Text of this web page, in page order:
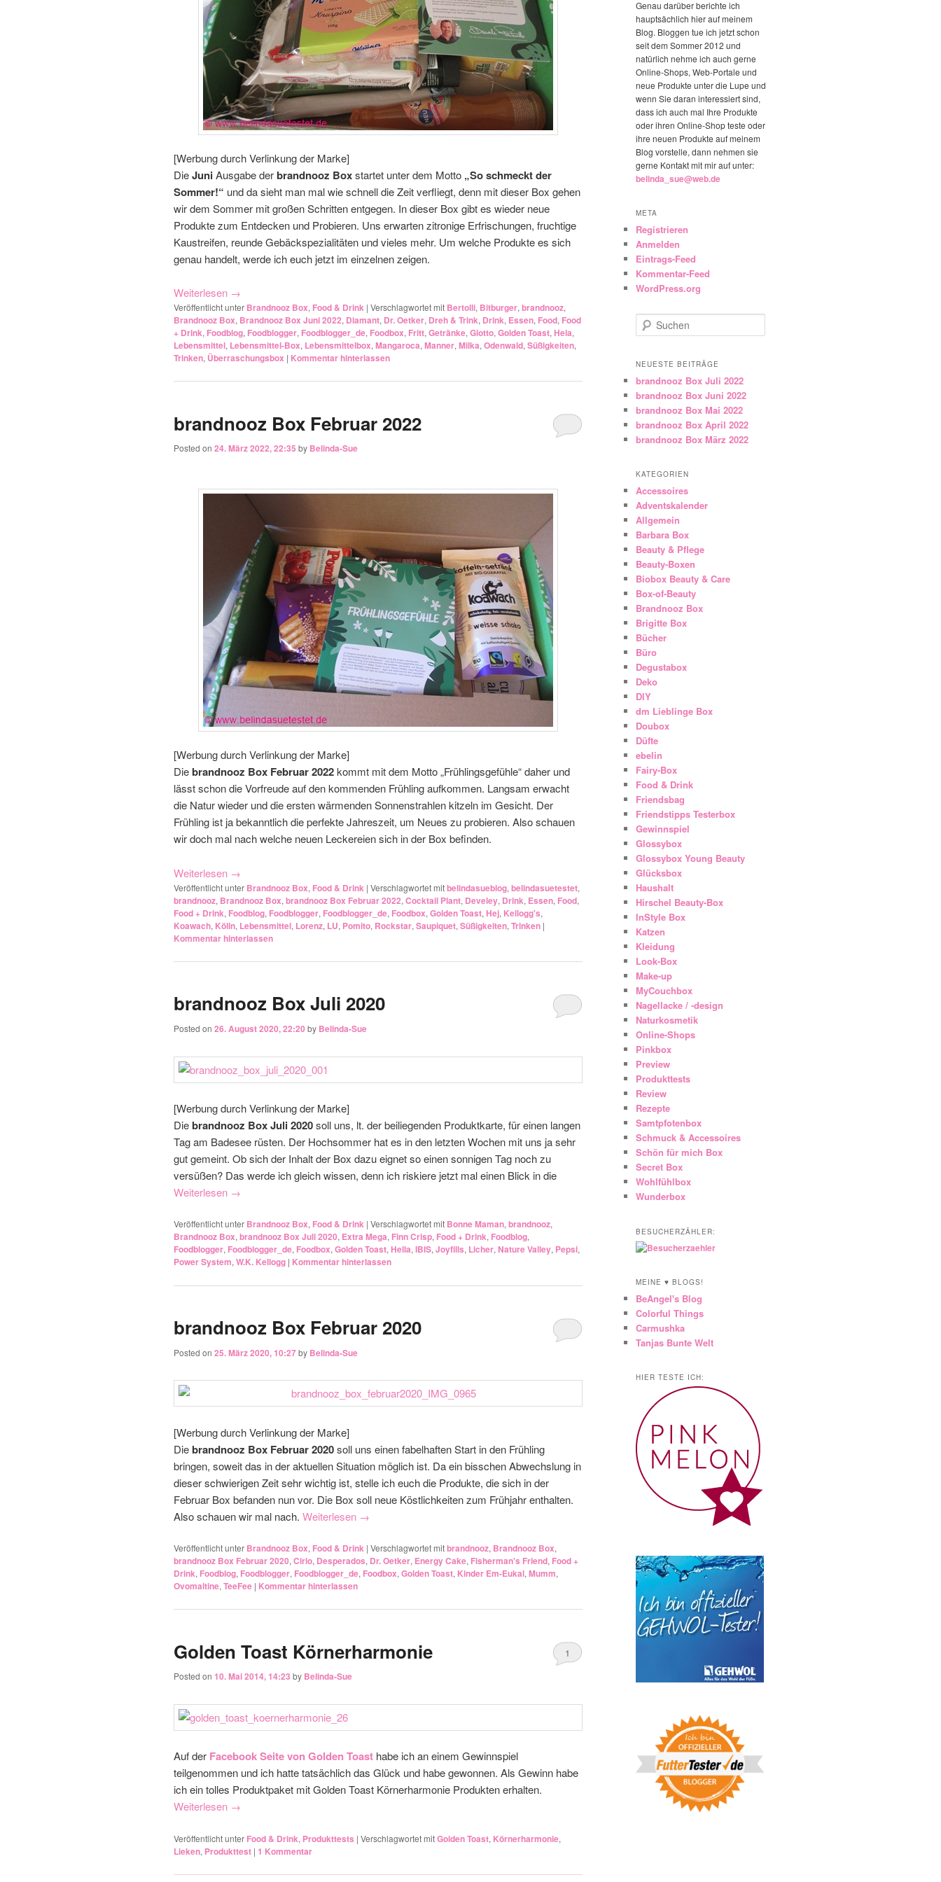
[Werbung durch Verlinkung der Marke]
DieJuniAusgabe derbrandnooz Boxstartet unter dem Motto „So schmeckt der
Sommer!“ und da sieht man mal wie schnell die Zeit verfliegt, denn mit dieser Box gehen
wir dem Sommer mit großen Schritten entgegen. In dieser Box gibt es wieder neue
Produkte zum Entdecken und Probieren. Uns erwarten zitronige Erfrischungen, fruchtige
Kaustreifen, reunde Gebäckspezialitäten und vieles mehr. Um welche Produkte es sich
genau handelt, werde ich euch jetzt im einzelnen zeigen.
Weiterlesen →
Veröffentlicht unter Brandnooz Box, Food & Drink | Verschlagwortet mit Bertolli, Bitburger, brandnooz,
Brandnooz Box, Brandnooz Box Juni 2022, Diamant, Dr. Oetker, Dreh & Trink, Drink, Essen, Food, Food
+ Drink, Foodblog, Foodblogger, Foodblogger_de, Foodbox, Fritt, Getränke, Giotto, Golden Toast, Hela,
Lebensmittel, Lebensmittel-Box, Lebensmittelbox, Mangaroca, Manner, Milka, Odenwald, Süßigkeiten,
Trinken, Überraschungsbox | Kommentar hinterlassen
brandnooz Box Februar 2022
Posted on 24. März 2022, 22:35 by Belinda-Sue
[Werbung durch Verlinkung der Marke]
Diebrandnooz Box Februar 2022kommt mit dem Motto „Frühlingsgefühle“ daher und
lässt schon die Vorfreude auf den kommenden Frühling aufkommen. Langsam erwacht
die Natur wieder und die ersten wärmenden Sonnenstrahlen kitzeln im Gesicht. Der
Frühling ist ja bekanntlich die perfekte Jahreszeit, um Neues zu probieren. Also schauen
wir doch mal nach welche neuen Leckereien sich in der Box befinden.
Weiterlesen →
Veröffentlicht unter Brandnooz Box, Food & Drink | Verschlagwortet mitbelindasueblog, belindasuetestet,
brandnooz, Brandnooz Box, brandnooz Box Februar 2022, Cocktail Plant, Develey, Drink, Essen, Food,
Food + Drink, Foodblog, Foodblogger, Foodblogger_de, Foodbox, Golden Toast, Hej, Kellogg's,
Koawach, Kölln, Lebensmittel, Lorenz, LU, Pomito, Rockstar, Saupiquet, Süßigkeiten, Trinken |
Kommentar hinterlassen
brandnooz Box Juli 2020
Posted on 26. August 2020, 22:20 by Belinda-Sue
[Werbung durch Verlinkung der Marke]
Diebrandnooz Box Juli 2020soll uns, lt. der beiliegenden Produktkarte, für einen langen
Tag am Badesee rüsten. Der Hochsommer hat es in den letzten Wochen mit uns ja sehr
gut gemeint. Ob sich der Inhalt der Box dazu eignet so einen sonnigen Tag noch zu
versüßen? Das werde ich gleich wissen, denn ich riskiere jetzt mal einen Blick in die
Weiterlesen →
Veröffentlicht unter Brandnooz Box, Food & Drink | Verschlagwortet mit Bonne Maman, brandnooz,
Brandnooz Box, brandnooz Box Juli 2020, Extra Mega, Finn Crisp, Food + Drink, Foodblog,
Foodblogger, Foodblogger_de, Foodbox, Golden Toast, Hella, IBIS, Joyfills, Licher, Nature Valley, Pepsi,
Power System, W.K. Kellogg | Kommentar hinterlassen
brandnooz Box Februar 2020
Posted on 25. März 2020, 10:27by Belinda-Sue
[Werbung durch Verlinkung der Marke]
Diebrandnooz Box Februar 2020soll uns einen fabelhaften Start in den Frühling
bringen, soweit das in der aktuellen Situation möglich ist. Da ein bisschen Abwechslung in
dieser schwierigen Zeit sehr wichtig ist, stelle ich euch die Produkte, die sich in der
Februar Box befanden nun vor. Die Box soll neue Köstlichkeiten zum Frühjahr enthalten.
Also schauen wir mal nach. Weiterlesen →
Veröffentlicht unter Brandnooz Box, Food & Drink | Verschlagwortet mitbrandnooz, Brandnooz Box,
brandnooz Box Februar 2020, Cirio, Desperados, Dr. Oetker, Energy Cake, Fisherman's Friend, Food +
Drink, Foodblog, Foodblogger, Foodblogger_de, Foodbox, Golden Toast, Kinder Em-Eukal, Mumm,
Ovomaltine, TeeFee | Kommentar hinterlassen
Golden Toast Körnerharmonie
Posted on 10. Mai 2014, 14:23 by Belinda-Sue
1
Auf der Facebook Seite von Golden Toast habe ich an einem Gewinnspiel
teilgenommen und ich hatte tatsächlich das Glück und habe gewonnen. Als Gewinn habe
ich ein tolles Produktpaket mit Golden Toast Körnerharmonie Produkten erhalten.
Weiterlesen →
Veröffentlicht unter Food & Drink, Produkttests | Verschlagwortet mitGolden Toast, Körnerharmonie,
Lieken, Produkttest | 1 Kommentar
Genau darüber berichte ich
hauptsächlich hier auf meinem
Blog. Bloggen tue ich jetzt schon
seit dem Sommer 2012 und
natürlich nehme ich auch gerne
Online-Shops, Web-Portale und
neue Produkte unter die Lupe und
wenn Sie daran interessiert sind,
dass ich auch mal Ihre Produkte
oder ihren Online-Shop teste oder
ihre neuen Produkte auf meinem
Blog vorstelle, dann nehmen sie
gerne Kontakt mit mir auf unter:
belinda_sue@web.de
META
Registrieren
Anmelden
Eintrags-Feed
Kommentar-Feed
WordPress.org
Suchen
NEUESTE BEITRÄGE
brandnooz Box Juli 2022
brandnooz Box Juni 2022
brandnooz Box Mai 2022
brandnooz Box April 2022
brandnooz Box März 2022
KATEGORIEN
Accessoires
Adventskalender
Allgemein
Barbara Box
Beauty & Pflege
Beauty-Boxen
Biobox Beauty & Care
Box-of-Beauty
Brandnooz Box
Brigitte Box
Bücher
Büro
Degustabox
Deko
DIY
dm Lieblinge Box
Doubox
Düfte
ebelin
Fairy-Box
Food & Drink
Friendsbag
Friendstipps Testerbox
Gewinnspiel
Glossybox
Glossybox Young Beauty
Glücksbox
Haushalt
Hirschel Beauty-Box
InStyle Box
Katzen
Kleidung
Look-Box
Make-up
MyCouchbox
Nagellacke / -design
Naturkosmetik
Online-Shops
Pinkbox
Preview
Produkttests
Review
Rezepte
Samtpfotenbox
Schmuck & Accessoires
Schön für mich Box
Secret Box
Wohlfühlbox
Wunderbox
BESUCHERZÄHLER:
MEINE ♥ BLOGS!
BeAngel's Blog
Colorful Things
Carmushka
Tanjas Bunte Welt
HIER TESTE ICH: